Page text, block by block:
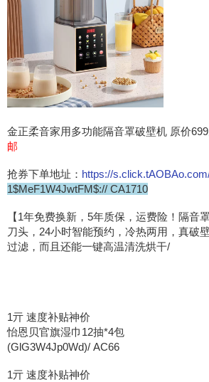
金正柔音家用多功能隔音罩破壁机 原价699
邮
抢券下单地址： https://
1$MeF1W4JwtFM$:// CA1710
【1年免费换新，5年质保，运费险！隔音
刀头，24小时智能预约，冷热两用，真破
过滤，而且还能一键高温清洗烘干/
1亓 速度补贴神价
怡恩贝官旗湿巾12抽*4包
(GlG3W4Jp0Wd)/ AC66
1亓 速度补贴神价